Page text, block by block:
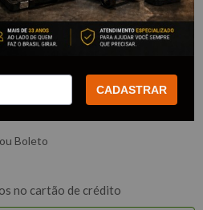
de Direção da
RAVEN
Boleto
no cartão de crédito
CADASTRAR